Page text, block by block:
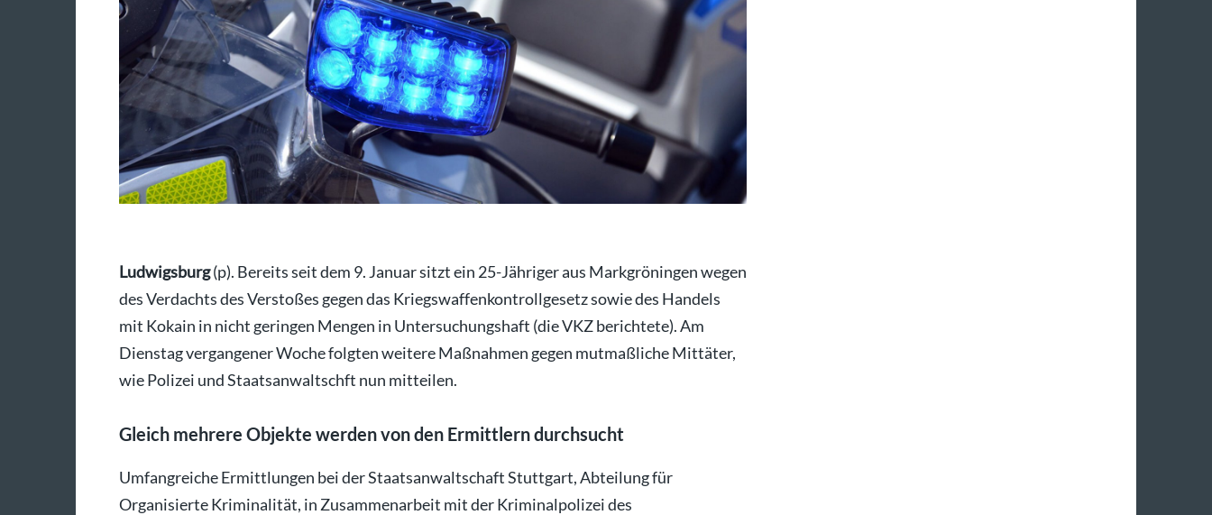
Ludwigsburg(p). Bereits seit dem 9. Januar sitzt ein 25-Jähriger aus Markgröningen wegen
des Verdachts des Verstoßes gegen das Kriegswaffenkontrollgesetz sowie des Handels
mit Kokain in nicht geringen Mengen in Untersuchungshaft (die VKZ berichtete). Am
Dienstag vergangener Woche folgten weitere Maßnahmen gegen mutmaßliche Mittäter,
wie Polizei und Staatsanwaltschft nun mitteilen.
Gleich mehrere Objekte werden von den Ermittlern durchsucht
Umfangreiche Ermittlungen bei der Staatsanwaltschaft Stuttgart, Abteilung für
Organisierte Kriminalität, in Zusammenarbeit mit der Kriminalpolizei des